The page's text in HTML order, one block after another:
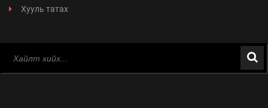
Хууль татах